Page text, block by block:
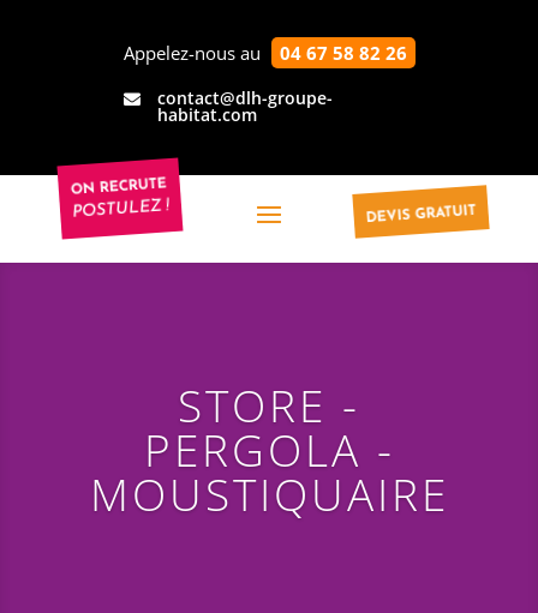
Appelez-nous au 04 67 58 82 26
 contact@dlh-groupe-
habitat.com
DEVIS GRATUIT
ON RECRUTE
POSTULEZ !
STORE -
PERGOLA -
MOUSTIQUAIRE